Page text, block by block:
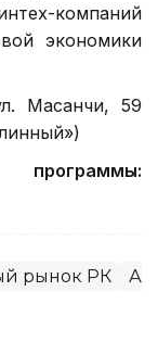
компаний
экономики
Масанчи, 59
рынок РК